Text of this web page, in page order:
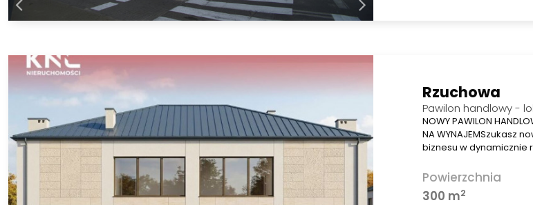
Rzuchowa
Pawilon handlowy -
NOWY PAWILON
NA WYNAJEMSzukasz
biznesu w dynamicznie
Powierzchnia
300 m2